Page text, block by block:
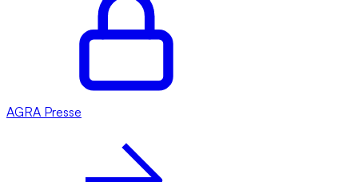
AGRA Presse